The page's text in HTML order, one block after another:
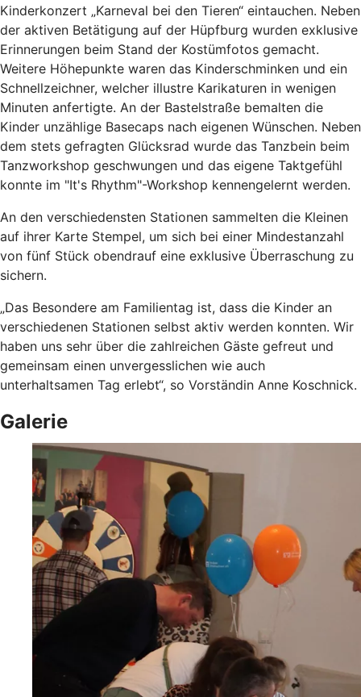
Kinderkonzert „Karneval bei den Tieren“ eintauchen. Neben
der aktiven Betätigung auf der Hüpfburg wurden exklusive
Erinnerungen beim Stand der Kostümfotos gemacht.
Weitere Höhepunkte waren das Kinderschminken und ein
Schnellzeichner, welcher illustre Karikaturen in wenigen
Minuten anfertigte. An der Bastelstraße bemalten die
Kinder unzählige Basecaps nach eigenen Wünschen. Neben
dem stets gefragten Glücksrad wurde das Tanzbein beim
Tanzworkshop geschwungen und das eigene Taktgefühl
konnte im "It's Rhythm"-Workshop kennengelernt werden.
An den verschiedensten Stationen sammelten die Kleinen
auf ihrer Karte Stempel, um sich bei einer Mindestanzahl
von fünf Stück obendrauf eine exklusive Überraschung zu
sichern.
„Das Besondere am Familientag ist, dass die Kinder an
verschiedenen Stationen selbst aktiv werden konnten. Wir
haben uns sehr über die zahlreichen Gäste gefreut und
gemeinsam einen unvergesslichen wie auch
unterhaltsamen Tag erlebt“, so Vorständin Anne Koschnick.
Galerie